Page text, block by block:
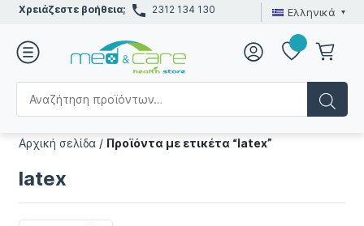
Χρειάζεστε βοήθεια; 2312 134 130 Ελληνικά
Αρχική σελίδα / Προϊόντα με ετικέτα “latex”
latex